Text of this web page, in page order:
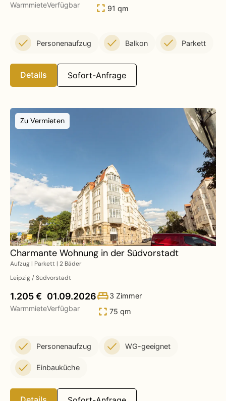
WarmmieteVerfügbar
91 qm
Personenaufzug Balkon Parkett
Details Sofort-Anfrage
Zu Vermieten
Charmante Wohnung in der Südvorstadt
Aufzug | Parkett | 2 Bäder
Leipzig / Südvorstadt
1.205 €
Warmmiete
01.09.2026
Verfügbar
3 Zimmer
75 qm
Personenaufzug WG-geeignet
Einbauküche